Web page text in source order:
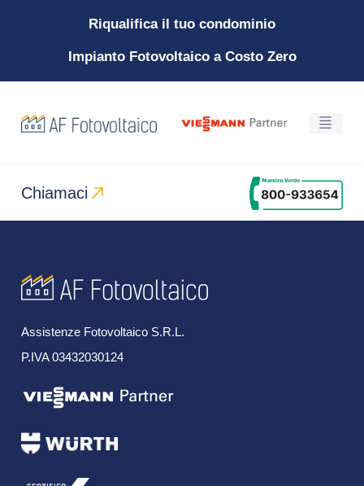
Riqualifica il tuo condominio
Impianto Fotovoltaico a Costo Zero
Chiamaci
Assistenze Fotovoltaico S.R.L.
P.IVA 03432030124